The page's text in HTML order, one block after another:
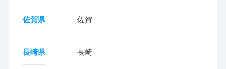
佐賀県 佐賀
長崎県 長崎